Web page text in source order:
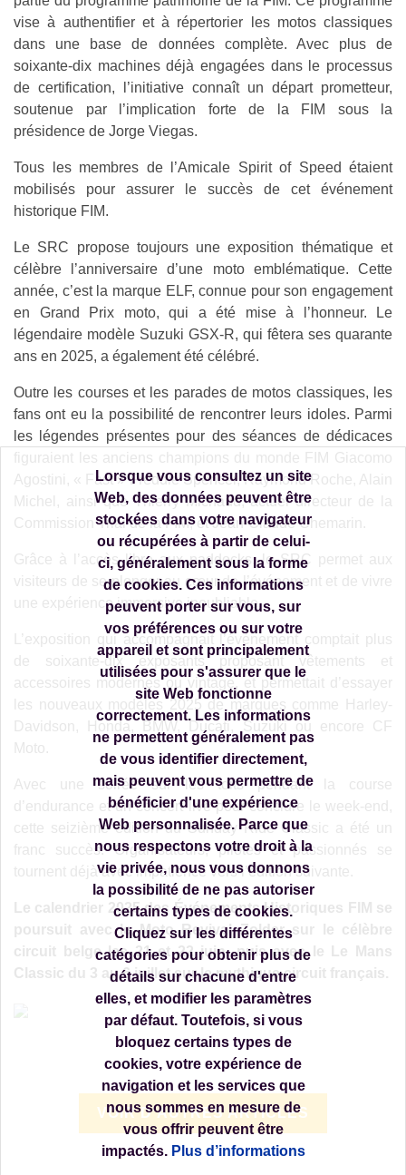
vise à authentifier et à répertorier les motos classiques
dans une base de données complète. Avec plus de
soixante-dix machines déjà engagées dans le processus
de certification, l’initiative connaît un départ prometteur,
soutenue par l’implication forte de la FIM sous la
présidence de Jorge Viegas.
Tous les membres de l’Amicale Spirit of Speed étaient
mobilisés pour assurer le succès de cet événement
historique FIM.
Le SRC propose toujours une exposition thématique et
célèbre l’anniversaire d’une moto emblématique. Cette
année, c’est la marque ELF, connue pour son engagement
en Grand Prix moto, qui a été mise à l’honneur. Le
légendaire modèle Suzuki GSX-R, qui fêtera ses quarante
ans en 2025, a également été célébré.
Outre les courses et les parades de motos classiques, les
fans ont eu la possibilité de rencontrer leurs idoles. Parmi
les légendes présentes pour des séances de dédicaces
figuraient les anciens champions du monde FIM Giacomo
Agostini, « Fast » Freddie Spencer, Raymond Roche, Alain
Michel, ainsi que Thierry Michaud, actuel directeur de la
Commission Trial de la FIM, et Jean-Claude Chemarin.
Grâce à l’accès libre aux paddocks, le SRC permet aux
visiteurs de se plonger au cœur de l’événement et de vivre
une expérience immersive inoubliable.
L’exposition qui accompagnait l’événement comptait plus
de soixante-dix exposants proposant vêtements et
accessoires modernes ou vintage, et permettait d’essayer
les nouveaux modèles 2025 de marques comme Harley-
Davidson, Honda, BMW, Ducati, Suzuki ou encore CF
Moto.
Avec une soirée sur les toits pendant la course
d’endurance et un concert live pour conclure le week-end,
cette seizième édition du Sunday Ride Classic a été un
franc succès. Organisateurs, pilotes et passionnés se
tournent déjà avec impatience vers l’édition suivante.
Le calendrier 2025 des Événements Historiques FIM se
poursuit avec le Moto Revival Zolder sur le célèbre
circuit belge les 21 et 22 juin, puis avec le Le Mans
Classic du 3 au 6 juillet sur le mythique circuit français.
VOIR D'AUTRES ARTICLES
Lorsque vous consultez un site
Web, des données peuvent être
stockées dans votre navigateur
ou récupérées à partir de celui-
ci, généralement sous la forme
de cookies. Ces informations
peuvent porter sur vous, sur
vos préférences ou sur votre
appareil et sont principalement
utilisées pour s'assurer que le
site Web fonctionne
correctement. Les informations
ne permettent généralement pas
de vous identifier directement,
mais peuvent vous permettre de
bénéficier d'une expérience
Web personnalisée. Parce que
nous respectons votre droit à la
vie privée, nous vous donnons
la possibilité de ne pas autoriser
certains types de cookies.
Cliquez sur les différentes
catégories pour obtenir plus de
détails sur chacune d'entre
elles, et modifier les paramètres
par défaut. Toutefois, si vous
bloquez certains types de
cookies, votre expérience de
navigation et les services que
nous sommes en mesure de
vous offrir peuvent être
impactés. Plus d’informations